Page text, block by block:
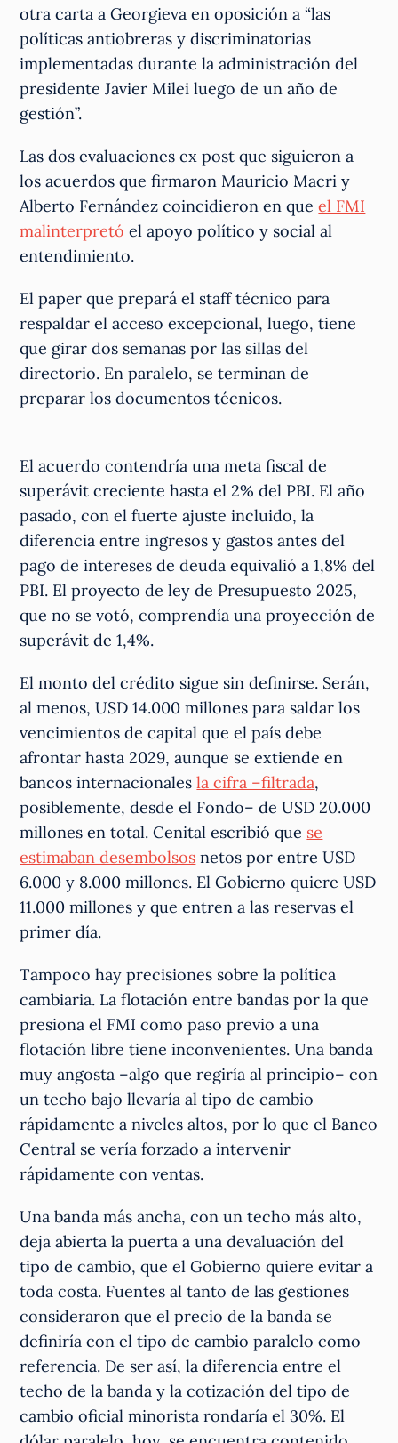
otra carta a Georgieva en oposición a “las
políticas antiobreras y discriminatorias
implementadas durante la administración del
presidente Javier Milei luego de un año de
gestión”.
Las dos evaluaciones ex post que siguieron a
los acuerdos que firmaron Mauricio Macri y
Alberto Fernández coincidieron en queel FMI
malinterpretó el apoyo político y social al
entendimiento.
El paper que prepará el staff técnico para
respaldar el acceso excepcional, luego, tiene
que girar dos semanas por las sillas del
directorio. En paralelo, se terminan de
preparar los documentos técnicos.
El acuerdo contendría una meta fiscal de
superávit creciente hasta el 2% del PBI. El año
pasado, con el fuerte ajuste incluido, la
diferencia entre ingresos y gastos antes del
pago de intereses de deuda equivalió a 1,8% del
PBI. El proyecto de ley de Presupuesto 2025,
que no se votó, comprendía una proyección de
superávit de 1,4%.
El monto del crédito sigue sin definirse. Serán,
al menos, USD 14.000 millones para saldar los
vencimientos de capital que el país debe
afrontar hasta 2029, aunque se extiende en
bancos internacionalesla cifra –filtrada,
posiblemente, desde el Fondo– de USD 20.000
millones en total. Cenital escribió que se
estimaban desembolsos netos por entre USD
6.000 y 8.000 millones. El Gobierno quiere USD
11.000 millones y que entren a las reservas el
primer día.
Tampoco hay precisiones sobre la política
cambiaria. La flotación entre bandas por la que
presiona el FMI como paso previo a una
flotación libre tiene inconvenientes. Una banda
muy angosta –algo que regiría al principio– con
un techo bajo llevaría al tipo de cambio
rápidamente a niveles altos, por lo que el Banco
Central se vería forzado a intervenir
rápidamente con ventas.
Una banda más ancha, con un techo más alto,
deja abierta la puerta a una devaluación del
tipo de cambio, que el Gobierno quiere evitar a
toda costa. Fuentes al tanto de las gestiones
consideraron que el precio de la banda se
definiría con el tipo de cambio paralelo como
referencia. De ser así, la diferencia entre el
techo de la banda y la cotización del tipo de
cambio oficial minorista rondaría el 30%. El